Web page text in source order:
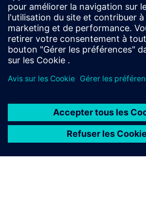
Décraquer le code : assurer la fiabilité
dans la conception des CI avec analyse
Votre extraction parasitaire fonctionne-
conceptions de CI 5G ?